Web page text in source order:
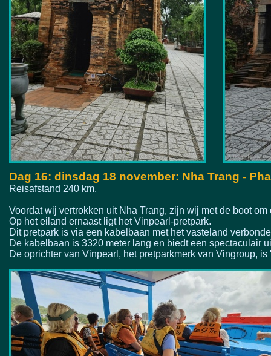
Dag 16: dinsdag 18 november: Nha Trang -
Reisafstand 240 km.
Voordat wij vertrokken uit Nha Trang, zijn wij met de boot
Op het eiland ernaast ligt het Vinpearl-pretpark.
Dit pretpark is via een kabelbaan met het vasteland
De kabelbaan is 3320 meter lang en biedt een spectaculair
De oprichter van Vinpearl, het pretparkmerk van Vingroup,